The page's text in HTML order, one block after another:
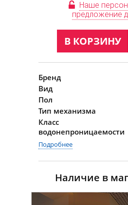
Наше
предложение
В КОРЗИНУ
Бренд
Вид
Пол
Тип механизма
Класс
водонепроницаемости
Подробнее
Наличие в